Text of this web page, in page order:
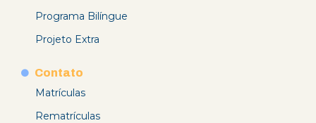
Programa Bilíngue
Projeto Extra
Contato
Matrículas
Rematrículas